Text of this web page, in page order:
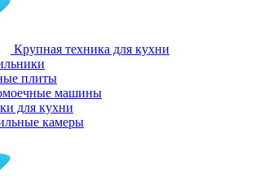
Крупная техника для кухни
плиты
машины
для кухни
камеры